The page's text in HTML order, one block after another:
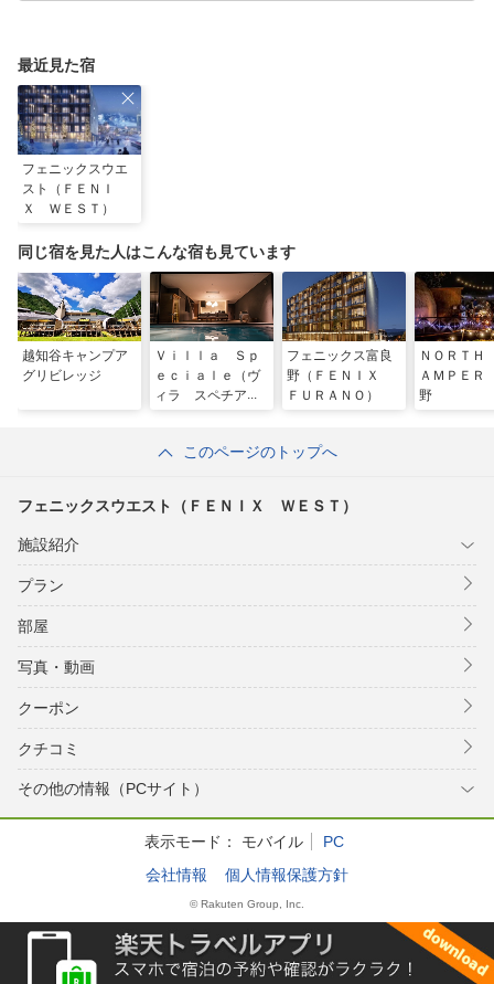
最近見た宿
フェニックスウエ
スト（ＦＥＮＩ
Ｘ ＷＥＳＴ）
同じ宿を見た人はこんな宿も見ています
越知谷キャンプア
グリビレッジ
Ｖｉｌｌａ Ｓｐ
ｅｃｉａｌｅ（ヴ
ィラ スペチアー
フェニックス富良
野（ＦＥＮＩＸ
ＦＵＲＡＮＯ）
ＮＯＲＴ
ＡＭＰＥ
野
このページのトップへ
フェニックスウエスト（ＦＥＮＩＸ ＷＥＳＴ）
施設紹介
プラン
部屋
写真・動画
クーポン
クチコミ
その他の情報（PCサイト）
表示モード： モバイル
PC
会社情報
個人情報保護方針
© Rakuten Group, Inc.